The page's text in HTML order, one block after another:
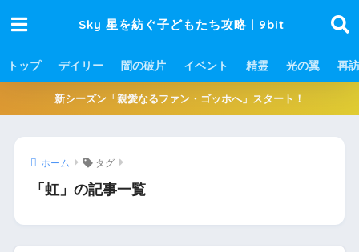
Sky 星を紡ぐ子どもたち攻略 | 9bit
トップ デイリー 闇の破片 イベント 精霊 光の翼 再訪
新シーズン「親愛なるファン・ゴッホへ」スタート！
ホーム タグ
「虹」の記事一覧